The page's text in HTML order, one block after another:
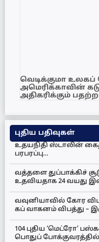
வெடிக்குமா உலகப்
அமெரிக்காவின்
அதிகரிக்கும்
புதிய பதிவுகள்
உதயநிதி ஸ்டாலின்
பரபரப்பு…
வத்தளை துப்பாக்கிச்
உதவியதாக 24 வயது
வவுனியாவில் கோர
கப் வாகனம் விபத்து –
104 புதிய ‘மெட்ரோ’
பொதுப் போக்குவரத்தில்